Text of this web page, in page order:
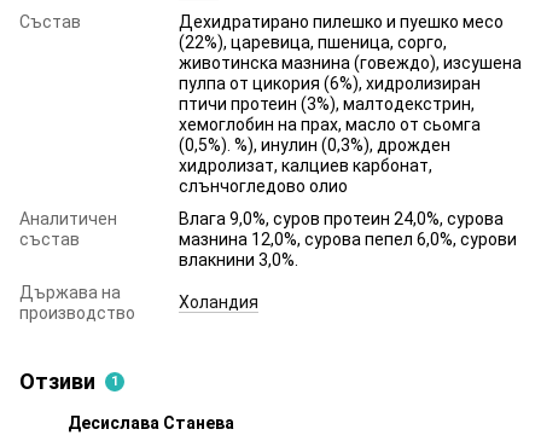
Състав
Дехидратирано пилешко и пуешко месо
(22%), царевица, пшеница, сорго,
животинска мазнина (говеждо), изсушена
пулпа от цикория (6%), хидролизиран
птичи протеин (3%), малтодекстрин,
хемоглобин на прах, масло от сьомга
(0,5%). %), инулин (0,3%), дрожден
хидролизат, калциев карбонат,
слънчогледово олио
Аналитичен
състав
Влага 9,0%, суров протеин 24,0%, сурова
мазнина 12,0%, сурова пепел 6,0%, сурови
влакнини 3,0%.
Държава на
производство
Холандия
Отзиви 1
Десислава Станева